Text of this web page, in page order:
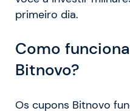
primeiro dia.
Como
Bitnovo?
Os cupons Bitnovo